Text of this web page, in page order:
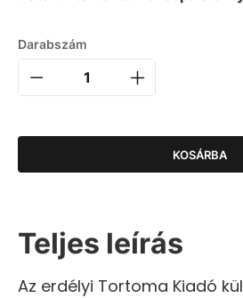
Darabszám
KOSÁRBA
Teljes leírás
Az erdélyi Tortoma Kiadó